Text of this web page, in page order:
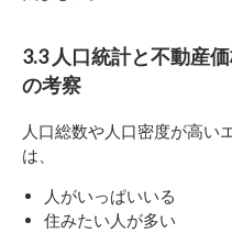
3.3 人口統計と不動産
の考察
人口総数や人口密度が高い
は、
人がいっぱいいる
住みたい人が多い